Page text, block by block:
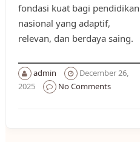
fondasi kuat bagi pendidikan
nasional yang adaptif,
relevan, dan berdaya saing.
admin
December 26,
2025
No Comments